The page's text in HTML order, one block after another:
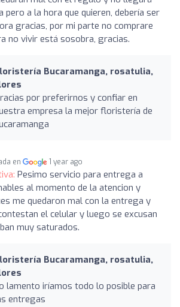
pero a la hora que quieren, debería ser
gracias, por mi parte no comprare
no vivir está sosobra, gracias.
Bucaramanga, rosatulia,
por preferirnos y confiar en
empresa la mejor floristería de
en 1 year ago
Pesimo servicio para entrega a
al momento de la atencion y
me quedaron mal con la entrega y
el celular y luego se excusan
muy saturados.
Bucaramanga, rosatulia,
lamento iríamos todo lo posible para
entregas